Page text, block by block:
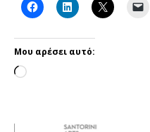
Μου αρέσει αυτό: